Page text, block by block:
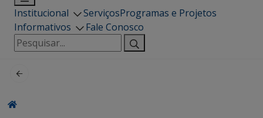
Institucional ServiçosProgramas e Projetos
Informativos
Fale Conosco
Pesquisar
por: